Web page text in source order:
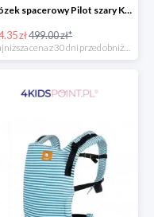
Wózek spacerowy Pilot szary Kinderkraft
zł499.00 zł*
*najniższa cena z 30 dni przed obniżką